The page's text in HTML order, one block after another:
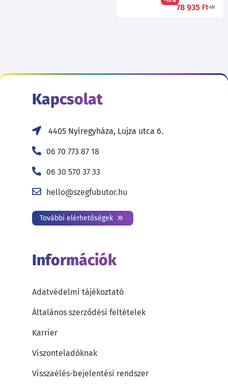
78 935 Ft-tól
Kapcsolat
4405 Nyíregyháza, Lujza utca 6.
06 70 773 87 18
06 30 570 37 33
hello@szegfubutor.hu
További elérhetőségek
Információk
Adatvédelmi tájékoztató
Általános szerződési feltételek
Karrier
Viszonteladóknak
Visszaélés-bejelentési rendszer